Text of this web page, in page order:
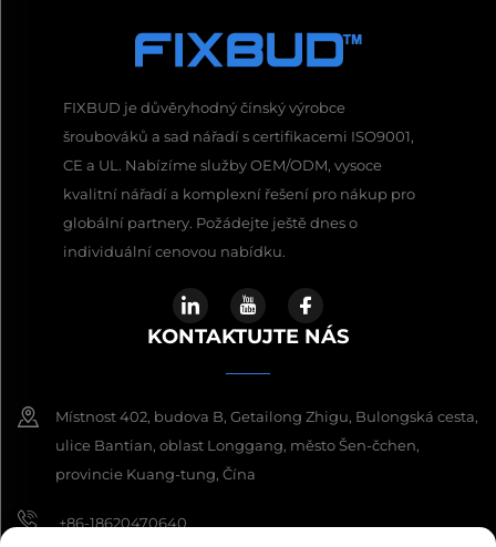
FIXBUD je důvěryhodný čínský výrobce
šroubováků a sad nářadí s certifikacemi ISO9001,
CE a UL. Nabízíme služby OEM/ODM, vysoce
kvalitní nářadí a komplexní řešení pro nákup pro
globální partnery. Požádejte ještě dnes o
individuální cenovou nabídku.
KONTAKTUJTE NÁS
Místnost 402, budova B, Getailong Zhigu, Bulongská cesta,
ulice Bantian, oblast Longgang, město Šen-čchen,
provincie Kuang-tung, Čína
+86-18620470640